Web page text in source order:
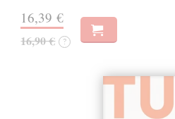
16,39 €
16,90 € ?